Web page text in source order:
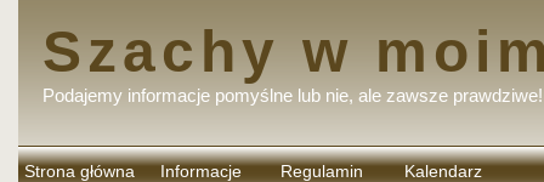
Szachy w
Podajemy informacje pomyślne lub nie, ale zawsze prawdziwe!
Strona główna Informacje Regulamin Kalendarz